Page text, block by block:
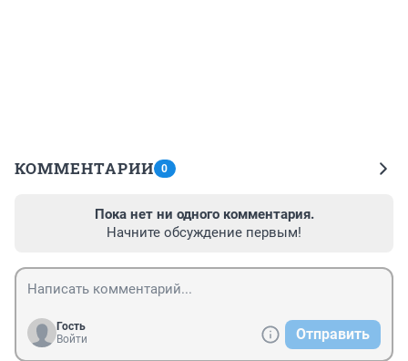
КОММЕНТАРИИ 0
Пока нет ни одного комментария.
Начните обсуждение первым!
Гость
Войти
Отправить